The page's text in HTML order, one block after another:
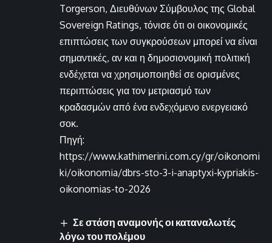
Torgerson, Διευθύνων Σύμβουλος της Global
Sovereign Ratings, τόνισε ότι οι οικονομικές
επιπτώσεις των συγκρούσεων μπορεί να είναι
σημαντικές, αν και η δημοσιονομική πολιτική
ενδέχεται να χρησιμοποιηθεί σε ορισμένες
περιπτώσεις για τον μετριασμό των
κραδασμών από ένα ενδεχόμενο ενεργειακό
σοκ.
Πηγή:
https://www.kathimerini.com.cy/gr/oikonomi
ki/oikonomia/dbrs-sto-3-i-anaptyxi-kypriakis-
oikonomias-to-2026
Σε στάση αναμονής οι καταναλωτές
λόγω του πολέμου